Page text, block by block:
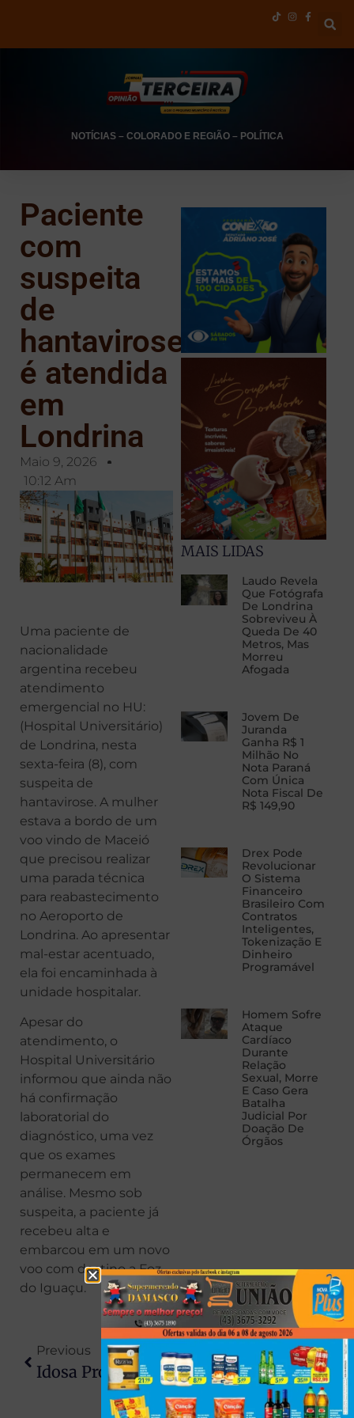
NOTÍCIAS– COLORADO E REGIÃO– POLÍTICA
Paciente
com
suspeita
de
hantavirose
é atendida
em
Londrina
Maio 9, 2026
10:12 Am
Uma paciente de
nacionalidade
argentina recebeu
atendimento
emergencial no HU:
(Hospital Universitário)
de Londrina, nesta
sexta-feira (8), com
suspeita de
hantavirose. A mulher
estava a bordo de um
voo vindo de Maceió
que precisou realizar
uma parada técnica
para reabastecimento
no Aeroporto de
Londrina. Ao apresentar
mal-estar acentuado,
ela foi encaminhada à
unidade hospitalar.
Apesar do
atendimento, o
Hospital Universitário
informou que ainda não
há confirmação
laboratorial do
diagnóstico, uma vez
que os exames
permanecem em
análise. Mesmo sob
suspeita, a paciente já
recebeu alta e
embarcou em um novo
voo com destino a Foz
do Iguaçu.
MAIS LIDAS
Laudo Revela
Que Fotógrafa
De Londrina
Sobreviveu À
Queda De 40
Metros, Mas
Morreu
Afogada
Jovem De
Juranda
Ganha R$ 1
Milhão No
Nota Paraná
Com Única
Nota Fiscal De
R$ 149,90
Drex Pode
Revolucionar
O Sistema
Financeiro
Brasileiro Com
Contratos
Inteligentes,
Tokenização E
Dinheiro
Programável
Homem Sofre
Ataque
Cardíaco
Durante
Relação
Sexual, Morre
E Caso Gera
Batalha
Judicial Por
Doação De
Órgãos
Previous
Idosa Processa Ypê Após Contrair Infecção Grave; Ela Atribui Ao Uso De Lava-Roupas
Next
Cemitério De Londrina Vira Alvo De Criminosos E Túmulos São Violados